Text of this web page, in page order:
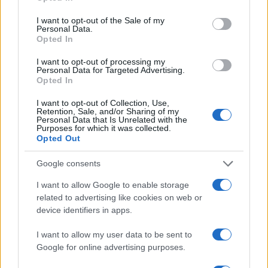
use your data for below specified purposes in below Google
consent section.
I want to opt-out of the Sale of my
Personal Data.
Opted In
I want to opt-out of processing my
Personal Data for Targeted Advertising.
Opted In
I want to opt-out of Collection, Use,
Retention, Sale, and/or Sharing of my
Personal Data that Is Unrelated with the
Purposes for which it was collected.
Opted Out
Google consents
I want to allow Google to enable storage
related to advertising like cookies on web or
device identifiers in apps.
I want to allow my user data to be sent to
Google for online advertising purposes.
40 βιοτεχνίες, αποτελώντας πόλο έλξης και για
επισκέπτες από το εξωτερικό.
Αν τα χάσατε